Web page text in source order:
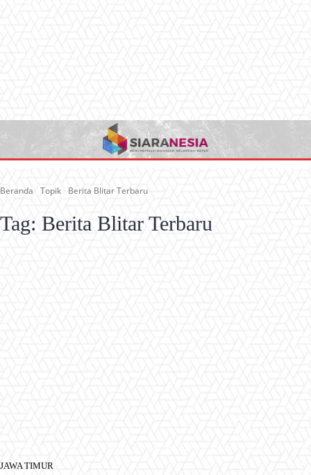
Beranda Topik Berita Blitar Terbaru
Tag: Berita Blitar Terbaru
JAWA TIMUR